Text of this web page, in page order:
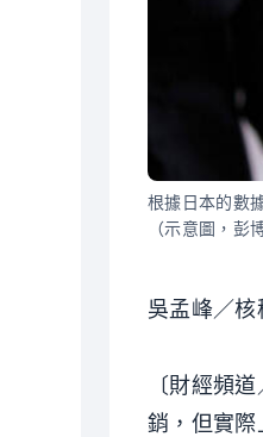
根據日本的數
（示意圖，彭博
吳孟峰／核
〔財經頻
銷，但實際